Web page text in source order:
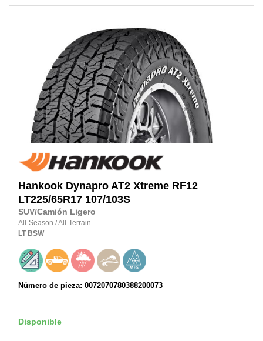
Hankook Dynapro AT2 Xtreme RF12
LT225/65R17 107/103S
SUV/Camión Ligero
All-Season /All-Terrain
LT BSW
Número de pieza: 0072070780388200073
Disponible